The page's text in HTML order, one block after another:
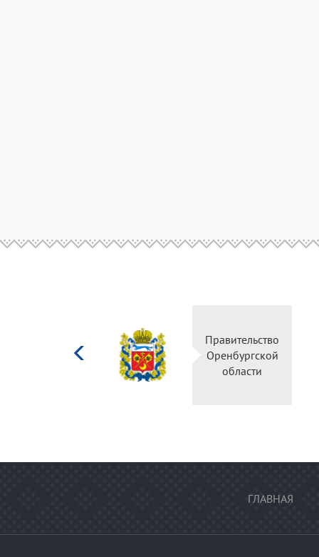
Правительство
Оренбургской
области
ГЛАВНАЯ